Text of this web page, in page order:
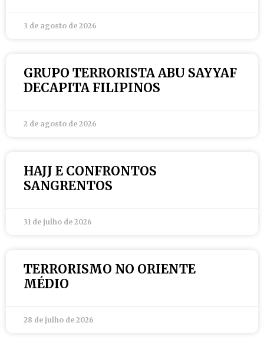
3 de agosto de 2026
GRUPO TERRORISTA ABU SAYYAF
DECAPITA FILIPINOS
2 de agosto de 2026
HAJJ E CONFRONTOS
SANGRENTOS
31 de julho de 2026
TERRORISMO NO ORIENTE
MÉDIO
28 de julho de 2026